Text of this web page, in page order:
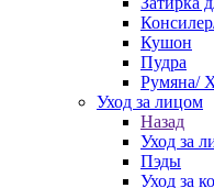
Кушон
Пудра
Румяна/
Уход за лицом
Назад
Уход за
Пэды
Уход за